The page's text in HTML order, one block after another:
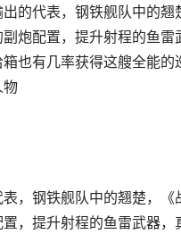
的代表，钢铁舰队中的
炮配置，提升射程的鱼
也有几率获得这艘全能
物
，钢铁舰队中的翘楚，
，提升射程的鱼雷武器